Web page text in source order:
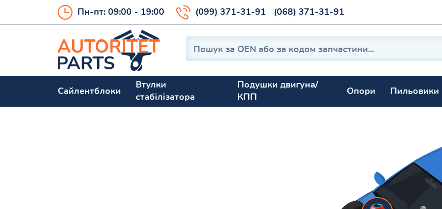
Пн-пт: 09:00 - 19:00 (099) 371-31-91 (068) 371-31-91
Сайлентблоки
Втулки
стабілізатора
Подушки двигуна/
КПП
Опори Пильовики